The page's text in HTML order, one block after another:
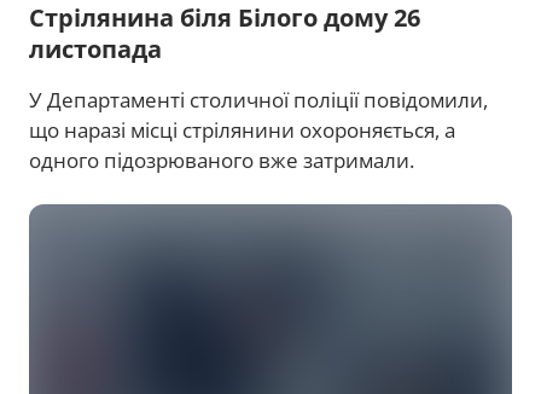
Стрілянина біля Білого дому 26
листопада
У Департаменті столичної поліції повідомили,
що наразі місці стрілянини охороняється, а
одного підозрюваного вже затримали.